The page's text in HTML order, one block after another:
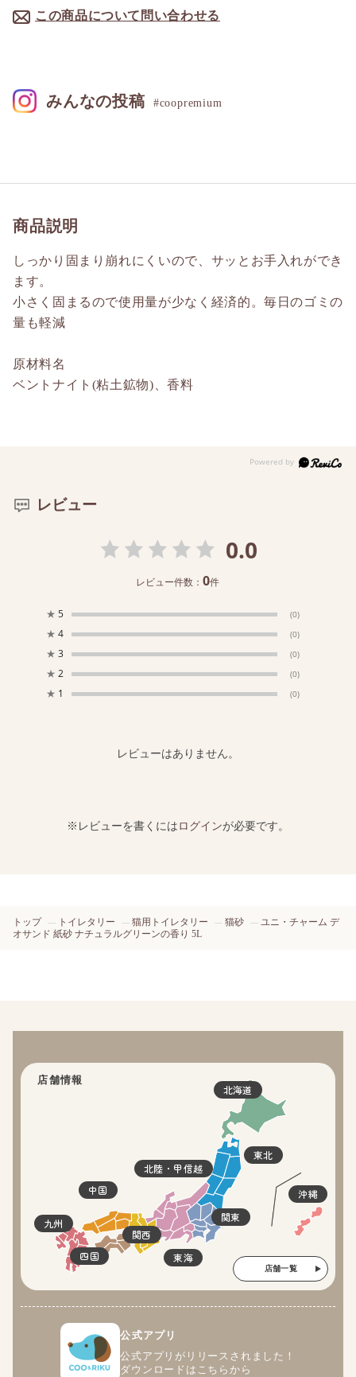
この商品について問い合わせる
商品説明
しっかり固まり崩れにくいので、サッとお手入れができ
ます。
小さく固まるので使用量が少なく経済的。毎日のゴミの
量も軽減
原材料名
ベントナイト(粘土鉱物)、香料
みんなの投稿 #coopremium
レビュー
0.0
レビュー件数：0件
★ 5 (0)
★ 4 (0)
★ 3 (0)
★ 2 (0)
★ 1 (0)
レビューはありません。
※レビューを書くにはログインが必要です。
トップ トイレタリー 猫用トイレタリー 猫砂
ユニ・チャーム デ
オサンド 紙砂 ナチュラルグリーンの香り 5L
店舗情報
北海道
東北
関東
北陸・甲信越
東海
関西
四国
中国
九州
沖縄
店舗一覧
公式アプリ
公式アプリがリリースされました！
ダウンロードはこちらから